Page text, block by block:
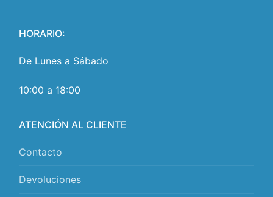
HORARIO:
De Lunes a Sábado
10:00 a 18:00
ATENCIÓN AL CLIENTE
Contacto
Devoluciones